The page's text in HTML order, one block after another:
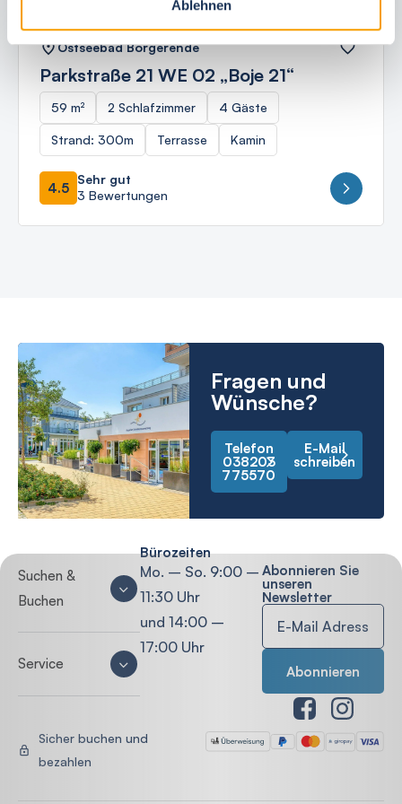
Ablehnen
Ostseebad Börgerende
Parkstraße 21 WE 02 „Boje 21“
59 m² 2 Schlafzimmer 4 Gäste
Strand: 300m Terrasse Kamin
4.5
Sehr gut
3 Bewertungen
Fragen und
Wünsche?
Telefon
038203
775570
E-Mail
schreiben
Suchen &
Buchen
Service
Bürozeiten
Mo. – So. 9:00 –
11:30 Uhr
und 14:00 –
17:00 Uhr
Abonnieren Sie
unseren
Newsletter
Sicher buchen und
bezahlen